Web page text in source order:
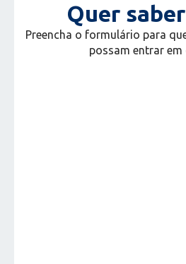
Quer
Preencha o formulário para
possam entrar